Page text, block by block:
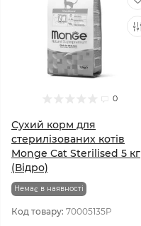
0
Сухий корм для
стерилізованих котів
Monge Cat Sterilised 5 кг
(Відро)
Немає в наявності
Код товару: 70005135P